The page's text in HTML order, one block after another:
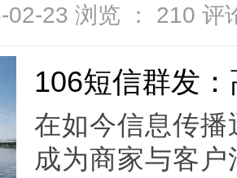
23 浏览 ： 210 评
106短信群发
在如今信息传
成为商家与客